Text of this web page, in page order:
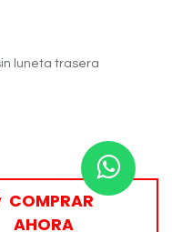
luneta trasera
COMPRAR
AHORA